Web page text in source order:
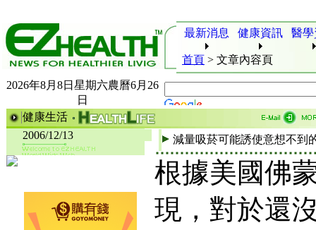
最新消息 健康資訊 醫
首頁 > 文章內容頁
2026年8月8日星期六農曆6月26
日
健康生活
2006/12/13
減量吸菸可能誘使意想不到
根據美國佛
現，對於還